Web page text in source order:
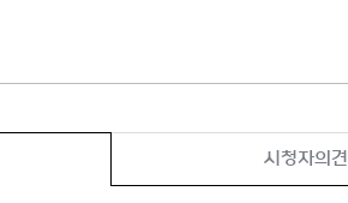
오시는길
시청자의견